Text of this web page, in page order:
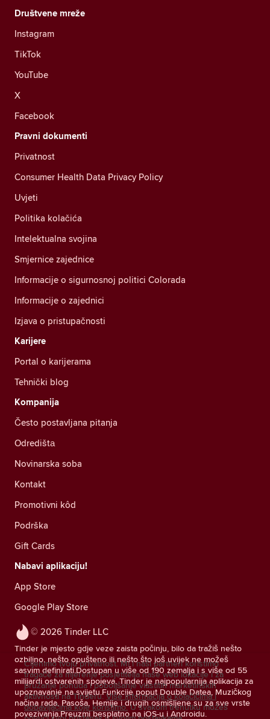
© 2026 Tinder LLC
Tinder je mjesto gdje veze zaista počinju, bilo da tražiš nešto
ozbiljno, nešto opušteno ili nešto što još uvijek ne možeš
sasvim definirati.Dostupan u više od 190 zemalja i s više od 55
milijardi ostvarenih spojeva, Tinder je najpopularnija aplikacija za
upoznavanje na svijetu.Funkcije poput Double Datea, Muzičkog
načina rada, Pasoša, Hemije i drugih osmišljene su za sve vrste
povezivanja.Preuzmi besplatno na iOS-u i Androidu.
Društvene mreže
Instagram
TikTok
YouTube
X
Facebook
Pravni dokumenti
Privatnost
Consumer Health Data Privacy Policy
Uvjeti
Politika kolačića
Intelektualna svojina
Smjernice zajednice
Informacije o sigurnosnoj politici Colorada
Informacije o zajednici
Izjava o pristupačnosti
Karijere
Portal o karijerama
Tehnički blog
Kompanija
Često postavljana pitanja
Odredištа
Novinarska soba
Kontakt
Promotivni kôd
Podrška
Gift Cards
Nabavi aplikaciju!
App Store
Google Play Store
Cijenimo tvoju privatnost. Mi i naši partneri koristimo
tragače za mjerenje posjetitelja naše web lokacije i za
pružanje ponuda i poboljšanje vlastitih marketinških
aktivnosti na Tinderu. Više informacija o kolačićima i
dobavljačima koje koristimo. U svakom trenutku možeš